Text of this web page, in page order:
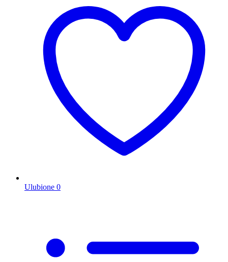
Ulubione 0